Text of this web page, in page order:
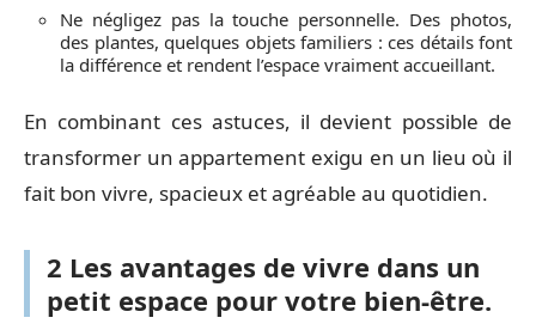
Ne négligez pas la touche personnelle. Des photos,
des plantes, quelques objets familiers : ces détails font
la différence et rendent l’espace vraiment accueillant.
En combinant ces astuces, il devient possible de
transformer un appartement exigu en un lieu où il
fait bon vivre, spacieux et agréable au quotidien.
2 Les avantages de vivre dans un
petit espace pour votre bien-être.